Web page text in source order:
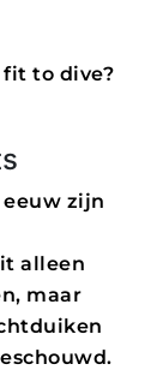
to dive?
eeuw zijn
alleen
maar